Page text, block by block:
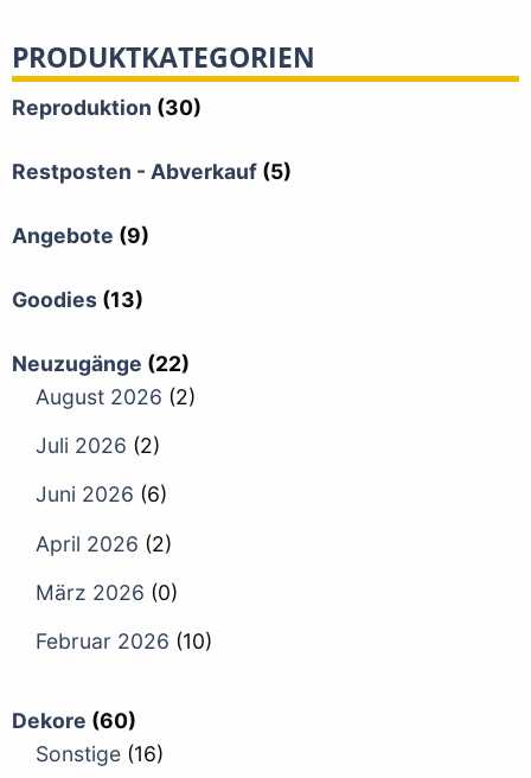
PRODUKTKATEGORIEN
Reproduktion (30)
Restposten - Abverkauf (5)
Angebote (9)
Goodies (13)
Neuzugänge (22)
August 2026 (2)
Juli 2026 (2)
Juni 2026 (6)
April 2026 (2)
März 2026 (0)
Februar 2026 (10)
Dekore (60)
Sonstige (16)